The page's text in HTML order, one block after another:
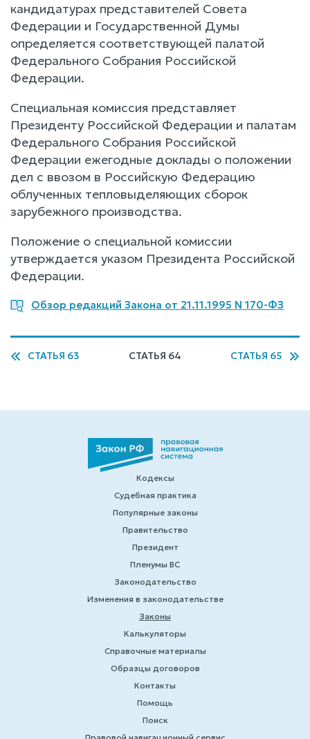
кандидатурах представителей Совета
Федерации и Государственной Думы
определяется соответствующей палатой
Федерального Собрания Российской
Федерации.
Специальная комиссия представляет
Президенту Российской Федерации и палатам
Федерального Собрания Российской
Федерации ежегодные доклады о положении
дел с ввозом в Российскую Федерацию
облученных тепловыделяющих сборок
зарубежного производства.
Положение о специальной комиссии
утверждается указом Президента Российской
Федерации.
Обзор редакций Закона от 21.11.1995 N 170-ФЗ
СТАТЬЯ 63 СТАТЬЯ 64 СТАТЬЯ 65
Кодексы
Судебная практика
Популярные законы
Правительство
Президент
Пленумы ВС
Законодательство
Изменения в законодательстве
Законы
Калькуляторы
Справочные материалы
Образцы договоров
Контакты
Помощь
Поиск
Правовой навигационный сервис